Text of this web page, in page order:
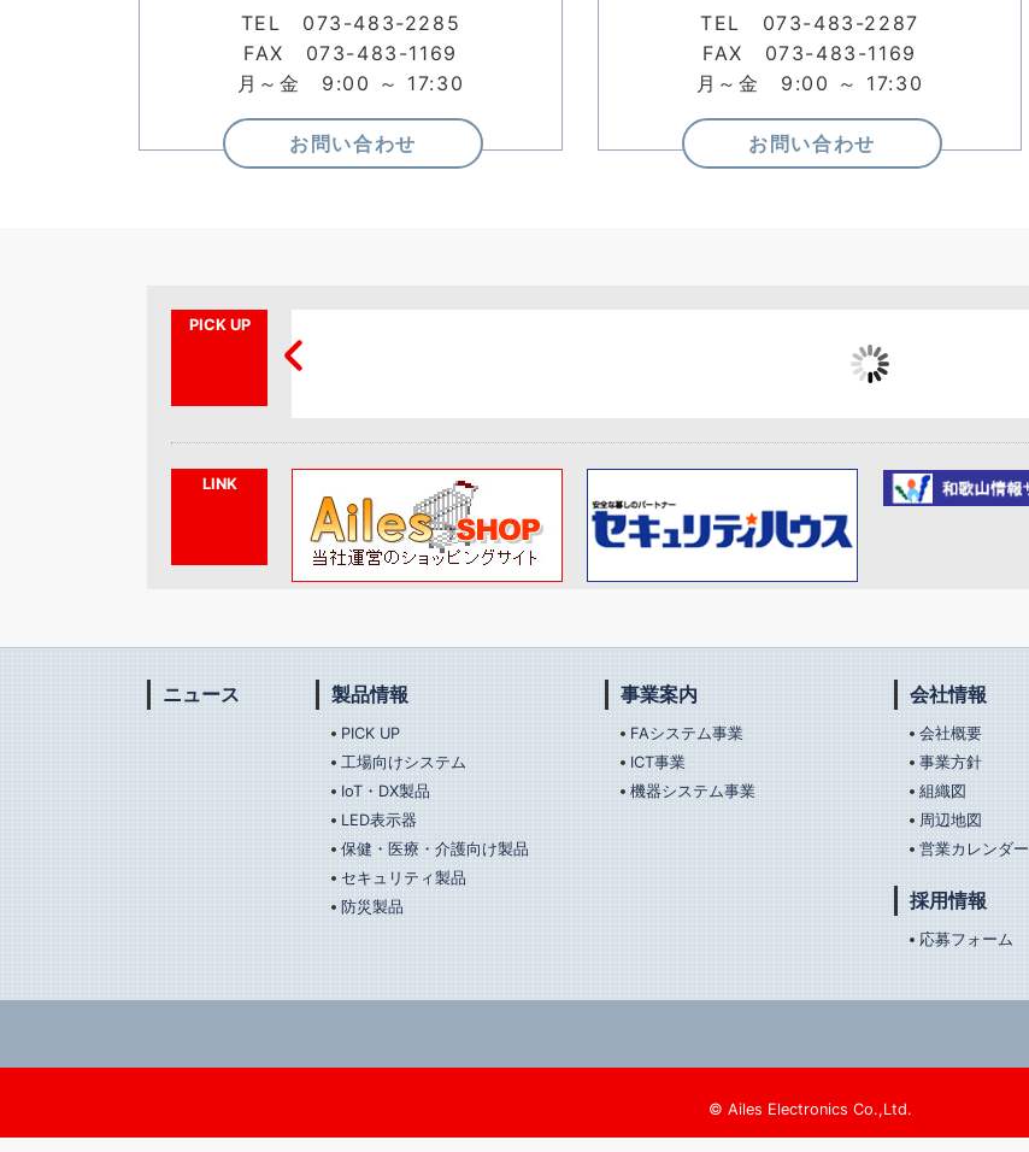
TEL 073-483-2285
FAX 073-483-1169
月～金 9:00 ～ 17:30
お問い合わせ
TEL 073-483-2287
FAX 073-483-1169
月～金 9:00 ～ 17:30
お問い合わせ
PICK UP
器 (ナンバーボード)
LINK
ニュース 製品情報
PICK UP
工場向けシステム
IoT・DX製品
LED表示器
保健・医療・介護向け製品
セキュリティ製品
防災製品
事業案内
FAシステム事業
ICT事業
機器システム事業
会社情報
会社概要
事業方針
組織図
周辺地図
営業カレンダー
採用情報
応募フォーム
© Ailes Electronics Co.,Ltd.